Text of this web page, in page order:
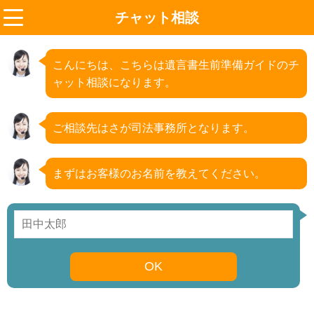
チャット相談
こんにちは、こちらは遺言書生前準備ガイドのチ
ャット相談になります。
ご相談先はさが司法事務所となります。
まずはお客様のお名前を教えてください。
OK